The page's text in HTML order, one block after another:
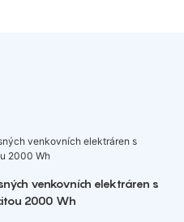
venkovních elektráren s
2000 Wh